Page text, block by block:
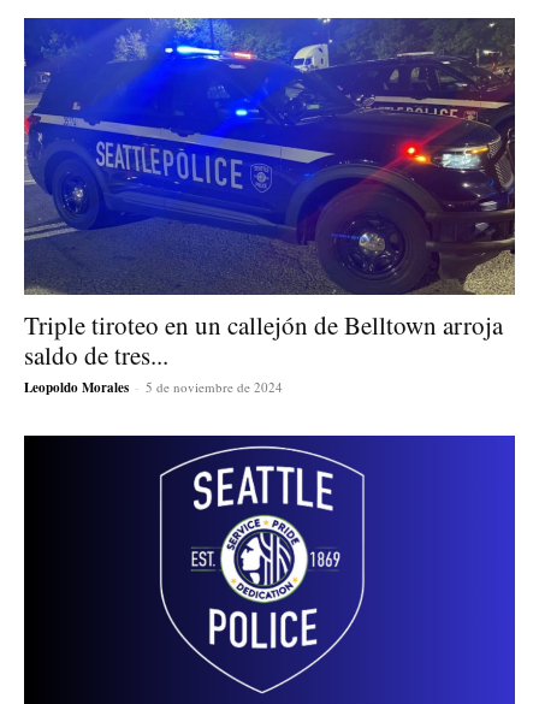
Triple tiroteo en un callejón de Belltown arroja
saldo de tres...
Leopoldo Morales - 5 de noviembre de 2024